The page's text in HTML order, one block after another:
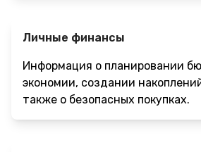
Личные финансы
Информация о планировании
экономии, создании
также о безопасных покупках.